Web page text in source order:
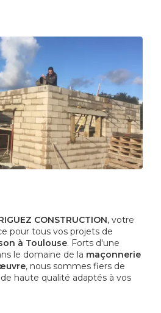
CONSTRUCTION, votre
pour tous vos projets de
à Toulouse. Forts d'une
le domaine de la maçonnerie
, nous sommes fiers de
haute qualité adaptés à vos